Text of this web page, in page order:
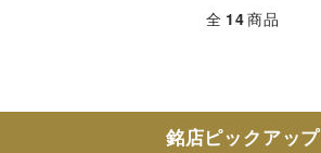
全 14商品
銘店ピックアップ